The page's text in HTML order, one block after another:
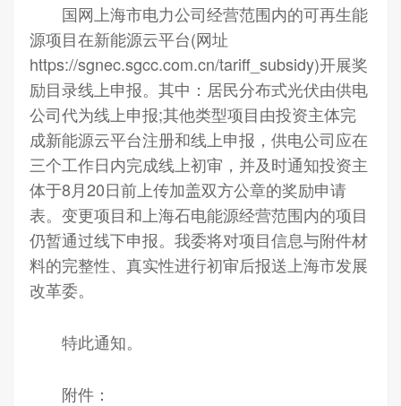
国网上海市电力公司经营范围内的可再生能
源项目在新能源云平台(网址
https://sgnec.sgcc.com.cn/tariff_subsidy)开展奖
励目录线上申报。其中：居民分布式光伏由供电
公司代为线上申报;其他类型项目由投资主体完
成新能源云平台注册和线上申报，供电公司应在
三个工作日内完成线上初审，并及时通知投资主
体于8月20日前上传加盖双方公章的奖励申请
表。变更项目和上海石电能源经营范围内的项目
仍暂通过线下申报。我委将对项目信息与附件材
料的完整性、真实性进行初审后报送上海市发展
改革委。
特此通知。
附件：